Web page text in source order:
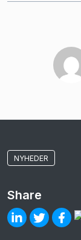
NYHEDER
Share